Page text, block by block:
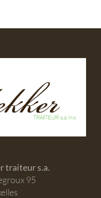
traiteur s.a.
95